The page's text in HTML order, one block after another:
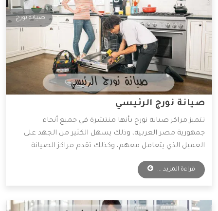
صيانة نورج
صيانة نورج الرئيسي
تتميز مراكز صيانة نورج بأنها منتشرة في جميع أنحاء
جمهورية مصر العربية، وذلك يسهل الكثير من الجهد على
العميل الذي يتعامل معهم، وكذلك تقدم مراكز الصيانة
قطع غيار أصلية وخدمات صيانة بأقل الأسعار الممكنة،
ولذلك يفضل التعامل معها الكثير من العملاء، وسوف
قراءة المزيد ...